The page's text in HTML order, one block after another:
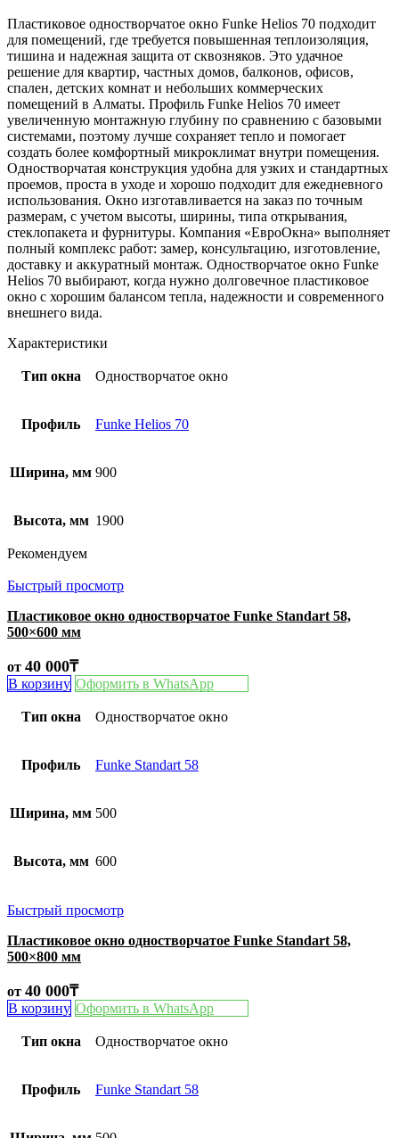
Пластиковое одностворчатое окно Funke Helios 70 подходит
для помещений, где требуется повышенная теплоизоляция,
тишина и надежная защита от сквозняков. Это удачное
решение для квартир, частных домов, балконов, офисов,
спален, детских комнат и небольших коммерческих
помещений в Алматы. Профиль Funke Helios 70 имеет
увеличенную монтажную глубину по сравнению с базовыми
системами, поэтому лучше сохраняет тепло и помогает
создать более комфортный микроклимат внутри помещения.
Одностворчатая конструкция удобна для узких и стандартных
проемов, проста в уходе и хорошо подходит для ежедневного
использования. Окно изготавливается на заказ по точным
размерам, с учетом высоты, ширины, типа открывания,
стеклопакета и фурнитуры. Компания «ЕвроОкна» выполняет
полный комплекс работ: замер, консультацию, изготовление,
доставку и аккуратный монтаж. Одностворчатое окно Funke
Helios 70 выбирают, когда нужно долговечное пластиковое
окно с хорошим балансом тепла, надежности и современного
внешнего вида.
Характеристики
Тип окна Одностворчатое окно
Профиль Funke Helios 70
Ширина, мм 900
Высота, мм 1900
Рекомендуем
Быстрый просмотр
Пластиковое окно одностворчатое Funke Standart 58,
500×600 мм
от 40 000₸
В корзину Оформить в WhatsApp
Тип окна Одностворчатое окно
Профиль Funke Standart 58
Ширина, мм 500
Высота, мм 600
Быстрый просмотр
Пластиковое окно одностворчатое Funke Standart 58,
500×800 мм
от 40 000₸
В корзину Оформить в WhatsApp
Тип окна Одностворчатое окно
Профиль Funke Standart 58